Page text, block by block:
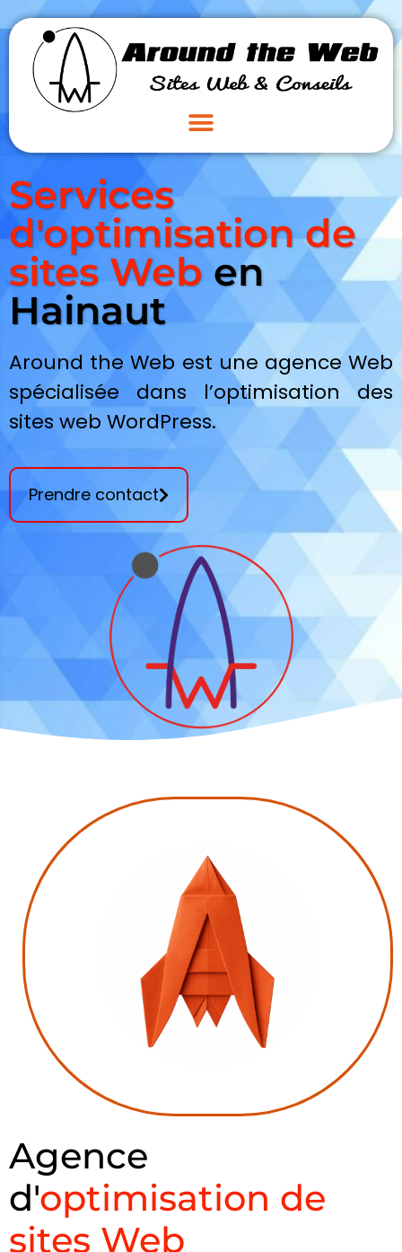
Services
d'optimisation de
sites Web en
Hainaut
Around the Web est une agence Web
spécialisée dans l’optimisation des
sites web WordPress.
Prendre contact
Agence
d'optimisation de
sites Web